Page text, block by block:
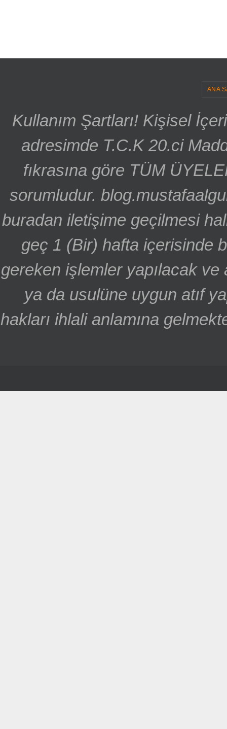
ANA
Kullanım Şartları! Kişisel
adresimde T.C.K 20.ci
fıkrasına göre TÜM
sorumludur.
buradan iletişime geçilmesi
geç 1 (Bir) hafta içerisinde
gereken işlemler yapılacak ve
ya da usulüne uygun atıf
hakları ihlali anlamına